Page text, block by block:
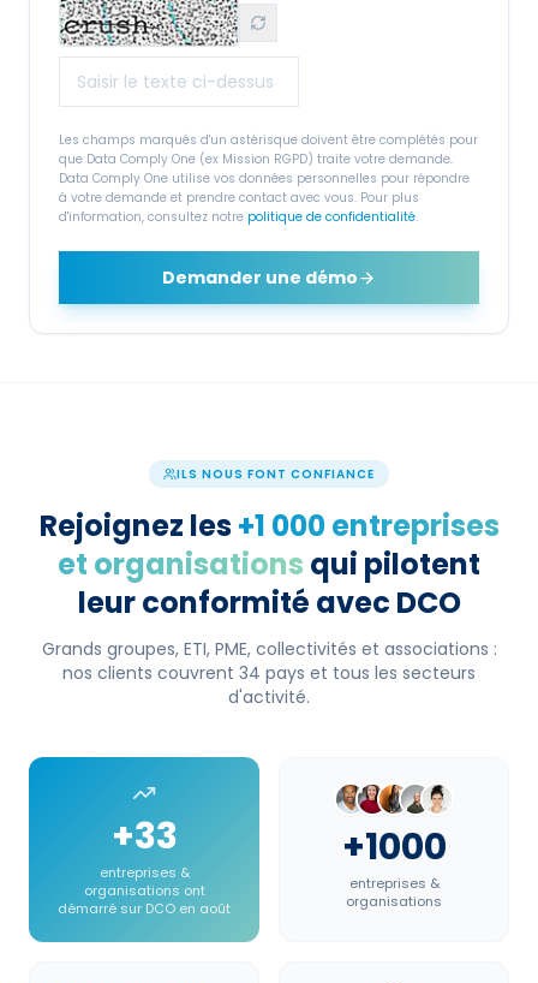
Les champs marqués d'un astérisque doivent être complétés pour
que Data Comply One (ex Mission RGPD) traite votre demande.
Data Comply One utilise vos données personnelles pour répondre
à votre demande et prendre contact avec vous. Pour plus
d'information, consultez notre politique de confidentialité.
Demander une démo
ILS NOUS FONT CONFIANCE
Rejoignez les+1 000 entreprises
et organisations qui pilotent
leur conformité avec DCO
Grands groupes, ETI, PME, collectivités et associations :
nos clients couvrent 34 pays et tous les secteurs
d'activité.
+33
entreprises &
organisations ont
démarré sur DCO en août
+1000
entreprises &
organisations